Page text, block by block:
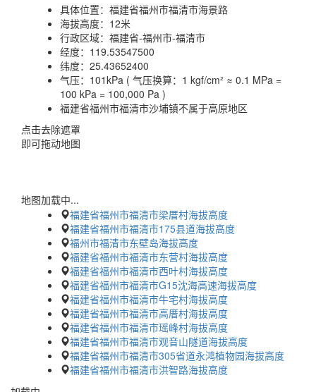
具体位置： 福建省福州市福清市海景路
海拔高度： 12米
行政区域： 福建省-福州市-福清市
经度： 119.53547500
纬度： 25.43652400
气压： 101kPa ( 气压换算：1 kgf/cm² ≈ 0.1 MPa =
100 kPa = 100,000 Pa )
福建省福州市福清市沙埔镇不属于高原地区
点击去除遮罩
即可拖动地图
地图加载中...
福建省福州市福清市梁厝村海拔高度
福建省福州市福清市175县道海拔高度
福州市福清市东壁岛海拔高度
福建省福州市福清市东营村海拔高度
福建省福州市福清市西叶村海拔高度
福建省福州市福清市G15沈海高速海拔高度
福建省福州市福清市牛宅村海拔高度
福建省福州市福清市高厝村海拔高度
福建省福州市福清市瑶峰村海拔高度
福建省福州市福清市观音山隧道海拔高度
福建省福州市福清市305省道永鸿植物园海拔高度
福建省福州市福清市洪智路海拔高度